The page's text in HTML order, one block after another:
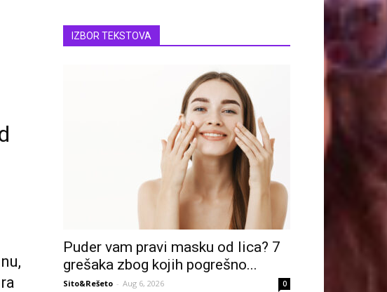
IZBOR TEKSTOVA
Puder vam pravi masku od lica? 7
grešaka zbog kojih pogrešno...
Sito&Rešeto - Aug 6, 2026 0